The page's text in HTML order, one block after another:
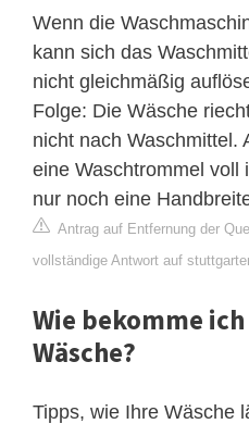
Wenn die
kann sich das
nicht gleichmäßig
Folge: Die Wäsche
nicht nach Waschmittel.
eine Waschtrommel voll
nur noch eine
Antrag auf Entfernung der
vollständige Antwort auf
Wie bekomme
Wäsche?
Tipps, wie Ihre Wäsche